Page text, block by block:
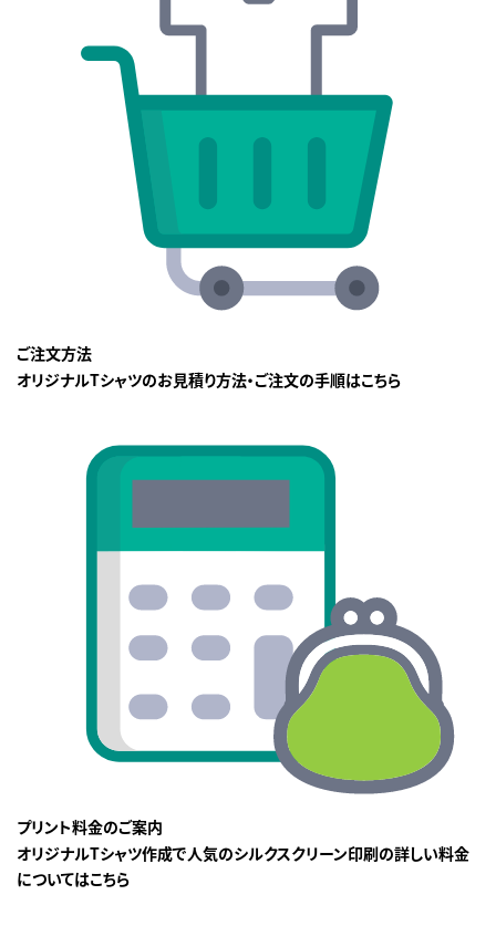
ご注文方法
オリジナルTシャツのお見積り方法・ご注文の手順はこちら
プリント料金のご案内
オリジナルTシャツ作成で人気のシルクスクリーン印刷の詳しい料金
についてはこちら